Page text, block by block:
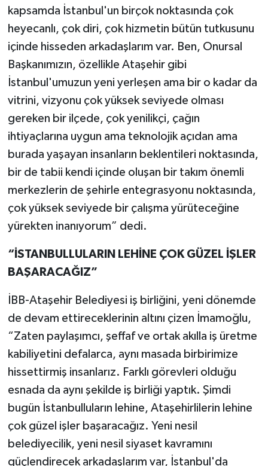
kapsamda İstanbul'un birçok noktasında çok
heyecanlı, çok diri, çok hizmetin bütün tutkusunu
içinde hisseden arkadaşlarım var. Ben, Onursal
Başkanımızın, özellikle Ataşehir gibi
İstanbul'umuzun yeni yerleşen ama bir o kadar da
vitrini, vizyonu çok yüksek seviyede olması
gereken bir ilçede, çok yenilikçi, çağın
ihtiyaçlarına uygun ama teknolojik açıdan ama
burada yaşayan insanların beklentileri noktasında,
bir de tabii kendi içinde oluşan bir takım önemli
merkezlerin de şehirle entegrasyonu noktasında,
çok yüksek seviyede bir çalışma yürüteceğine
yürekten inanıyorum” dedi.
“İSTANBULLULARIN LEHİNE ÇOK GÜZEL İŞLER
BAŞARACAĞIZ”
İBB-Ataşehir Belediyesi iş birliğini, yeni dönemde
de devam ettireceklerinin altını çizen İmamoğlu,
“Zaten paylaşımcı, şeffaf ve ortak akılla iş üretme
kabiliyetini defalarca, aynı masada birbirimize
hissettirmiş insanlarız. Farklı görevleri olduğu
esnada da aynı şekilde iş birliği yaptık. Şimdi
bugün İstanbulluların lehine, Ataşehirlilerin lehine
çok güzel işler başaracağız. Yeni nesil
belediyecilik, yeni nesil siyaset kavramını
güçlendirecek arkadaşlarım var, İstanbul'da